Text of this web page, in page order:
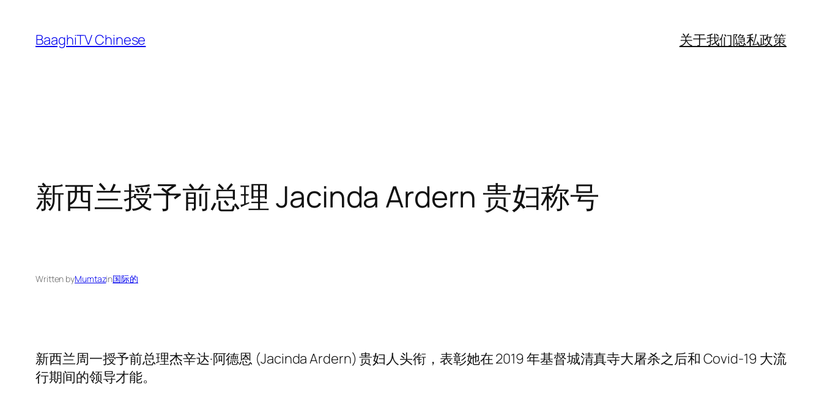
content
BaaghiTV Chinese 关于我们隐私政策
新西兰授予前总理 Jacinda Ardern 贵妇称号
Written byMumtazin国际的
新西兰周一授予前总理杰辛达·阿德恩 (Jacinda Ardern) 贵妇人头衔，表彰她在 2019 年基督城清真寺大屠杀之后和 Covid-19 大流
行期间的领导才能。